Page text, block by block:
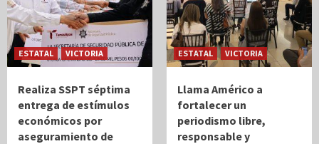
ESTATAL VICTORIA
Realiza SSPT séptima
entrega de estímulos
económicos por
aseguramiento de
ESTATAL VICTORIA
Llama Américo a
fortalecer un
periodismo libre,
responsable y